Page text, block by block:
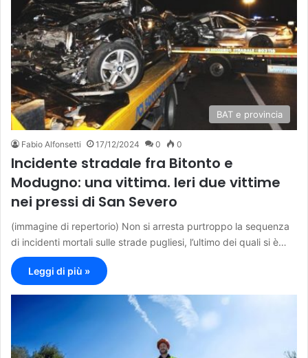
BAT e provincia
Fabio Alfonsetti 17/12/2024 0 0
Incidente stradale fra Bitonto e
Modugno: una vittima. Ieri due vittime
nei pressi di San Severo
(immagine di repertorio) Non si arresta purtroppo la sequenza
di incidenti mortali sulle strade pugliesi, l’ultimo dei quali si è…
Leggi di più »